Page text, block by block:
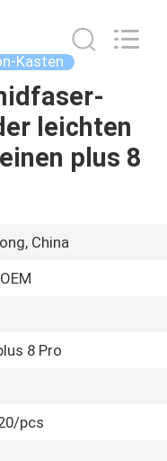
Kasten
leichten
plus 8
China
8 Pro
pcs